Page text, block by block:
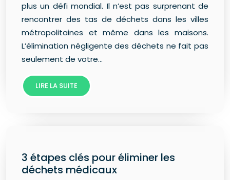
plus un défi mondial. Il n’est pas surprenant de
rencontrer des tas de déchets dans les villes
métropolitaines et même dans les maisons.
L’élimination négligente des déchets ne fait pas
seulement de votre…
LIRE LA SUITE
3 étapes clés pour éliminer les
déchets médicaux